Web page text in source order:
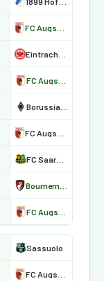
FC Saarbrücken
Sassuolo